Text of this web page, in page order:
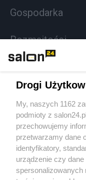
Gospodarka
Rozmaitości
Sport
Społeczeństwo
Kultura
Drogi
My, naszych 1162
podmioty z
przechowujemy
przetwarzamy dane
identyfikatory,
urządzenie czy
spersonalizowanych